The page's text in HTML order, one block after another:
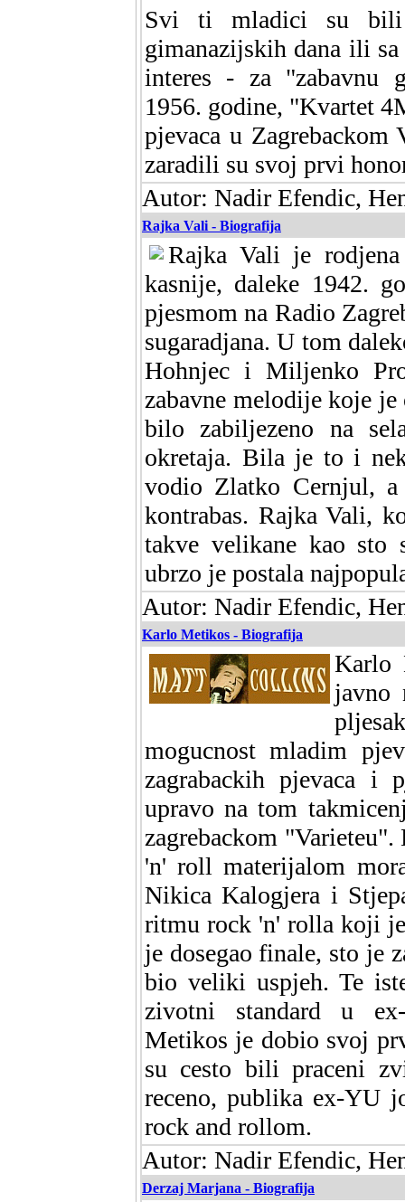
Svi ti mladici su bili
gimanazijskih dana ili
interes - za "zabavnu
1956. godine, "Kvartet
pjevaca u
zaradili su svoj prvi
Autor: Nadir Efendic,
Rajka Vali - Biografija
Rajka Vali je rodjena
kasnije, daleke 1942.
pjesmom na Radio
sugaradjana. U tom
Hohnjec i Miljenko
zabavne melodije koje
bilo zabiljezeno na
okretaja. Bila je to i
vodio Zlatko Cernjul,
kontrabas. Rajka Vali,
takve velikane kao
ubrzo je postala
Autor: Nadir Efendic,
Karlo Metikos - Biografija
Karlo
javno
mogucnost mladim
zagrabackih pjevaca i
upravo na tom
zagrebackom
'n' roll materijalom
Nikica Kalogjera i
ritmu rock 'n' rolla koji
je dosegao finale, sto je
bio veliki uspjeh. Te
zivotni standard u
Metikos je dobio svoj
su cesto bili praceni
receno, publika ex-YU
rock and rollom.
Autor: Nadir Efendic,
Derzaj Marjana - Biografija